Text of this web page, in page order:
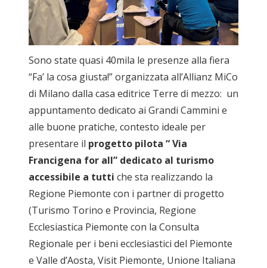
Sono state quasi 40mila le presenze alla fiera
“Fa’ la cosa giusta!” organizzata all’Allianz MiCo
di Milano dalla casa editrice Terre di mezzo: un
appuntamento dedicato ai Grandi Cammini e
alle buone pratiche, contesto ideale per
presentare il progetto pilota “ Via
Francigena for all” dedicato al turismo
accessibile a tutti che sta realizzando la
Regione Piemonte con i partner di progetto
(Turismo Torino e Provincia, Regione
Ecclesiastica Piemonte con la Consulta
Regionale per i beni ecclesiastici del Piemonte
e Valle d’Aosta, Visit Piemonte, Unione Italiana